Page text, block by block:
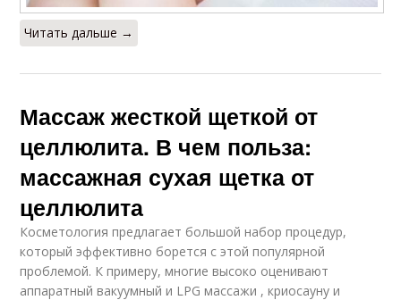
Читать дальше →
Массаж жесткой щеткой от
целлюлита. В чем польза:
массажная сухая щетка от
целлюлита
Косметология предлагает большой набор процедур,
который эффективно борется с этой популярной
проблемой. К примеру, многие высоко оценивают
аппаратный вакуумный и LPG массажи , криосауну и